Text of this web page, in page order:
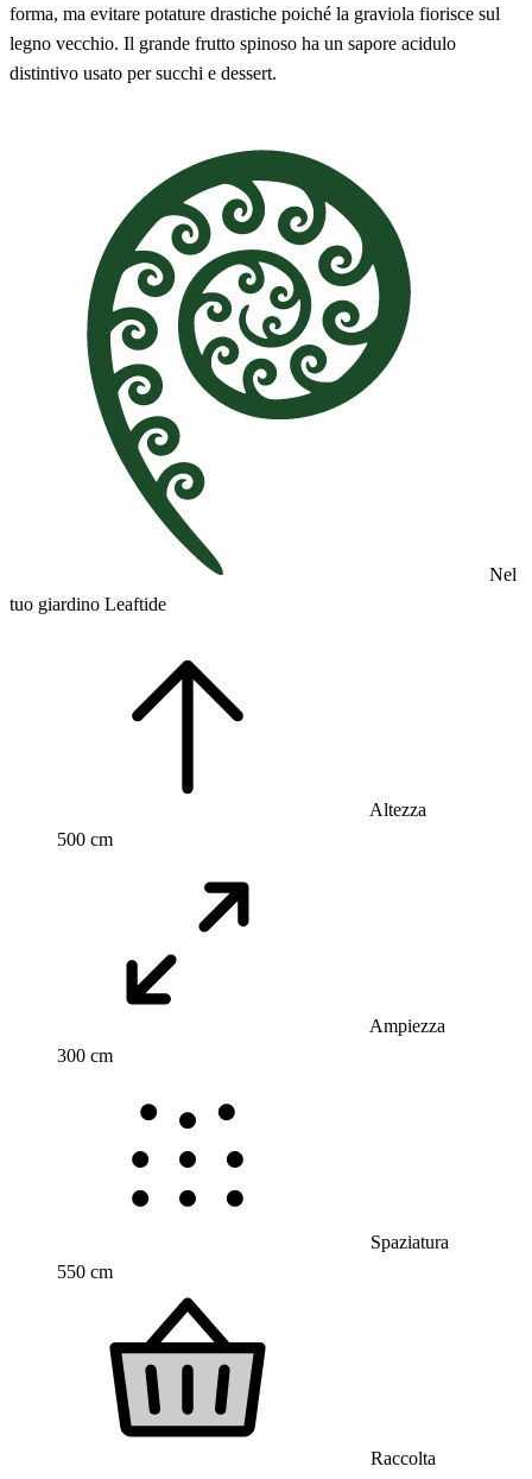
forma, ma evitare potature drastiche poiché la graviola fiorisce sul
legno vecchio. Il grande frutto spinoso ha un sapore acidulo
distintivo usato per succhi e dessert.
Nel
tuo giardino Leaftide
Altezza
500 cm
Ampiezza
300 cm
Spaziatura
550 cm
Raccolta